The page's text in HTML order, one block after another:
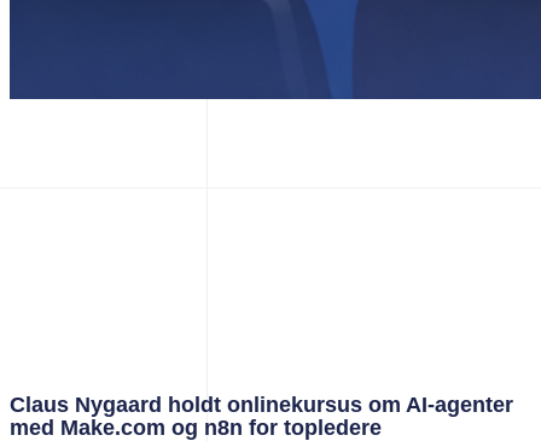
Claus Nygaard holdt onlinekursus om AI‑agenter
med Make.com og n8n for topledere